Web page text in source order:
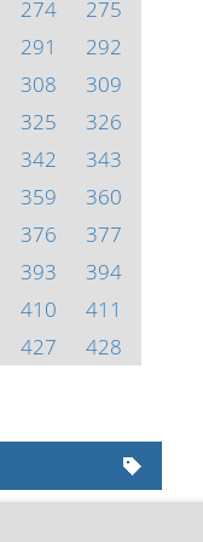
274
275
291
292
308
309
325
326
342
343
359
360
376
377
393
394
410
411
427
428